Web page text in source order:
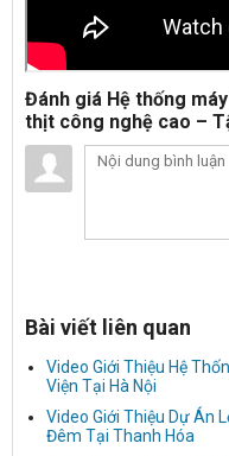
Đánh giá Hệ thống
thịt công nghệ cao –
Bài viết liên quan
Video Giới Thiệu Hệ
Viện Tại Hà Nội
Video Giới Thiệu Dự Án
Đêm Tại Thanh Hóa